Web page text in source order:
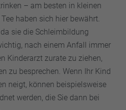
– am besten in kleinen
haben sich hier bewährt.
sie die Schleimbildung
nach einem Anfall immer
Kinderarzt zurate zu ziehen,
zu besprechen. Wenn Ihr Kind
neigt, können beispielsweise
werden, die Sie dann bei